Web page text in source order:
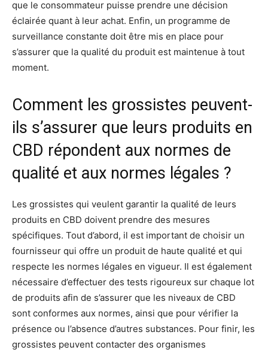
que le consommateur puisse prendre une décision
éclairée quant à leur achat. Enfin, un programme de
surveillance constante doit être mis en place pour
s’assurer que la qualité du produit est maintenue à tout
moment.
Comment les grossistes peuvent-
ils s’assurer que leurs produits en
CBD répondent aux normes de
qualité et aux normes légales ?
Les grossistes qui veulent garantir la qualité de leurs
produits en CBD doivent prendre des mesures
spécifiques. Tout d’abord, il est important de choisir un
fournisseur qui offre un produit de haute qualité et qui
respecte les normes légales en vigueur. Il est également
nécessaire d’effectuer des tests rigoureux sur chaque lot
de produits afin de s’assurer que les niveaux de CBD
sont conformes aux normes, ainsi que pour vérifier la
présence ou l’absence d’autres substances. Pour finir, les
grossistes peuvent contacter des organismes